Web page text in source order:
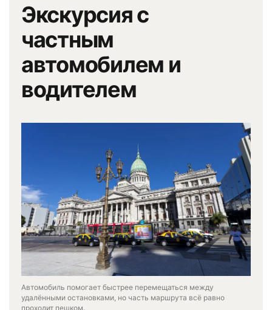
Экскурсия с
частным
автомобилем и
водителем
Автомобиль помогает быстрее перемещаться между
удалёнными остановками, но часть маршрута всё равно
проходит пешком.